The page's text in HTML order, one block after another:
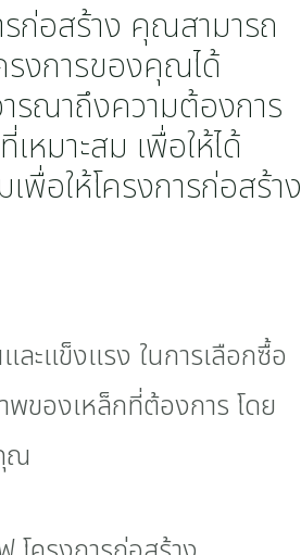
ก่อสร้าง คุณสามารถ
งการของคุณได้
รณาถึงความต้องการ
หมาะสม เพื่อให้ได้
อให้โครงการก่อสร้าง
ะแข็งแรง ในการเลือกซื้อ
ของเหล็กที่ต้องการ โดย
ณ